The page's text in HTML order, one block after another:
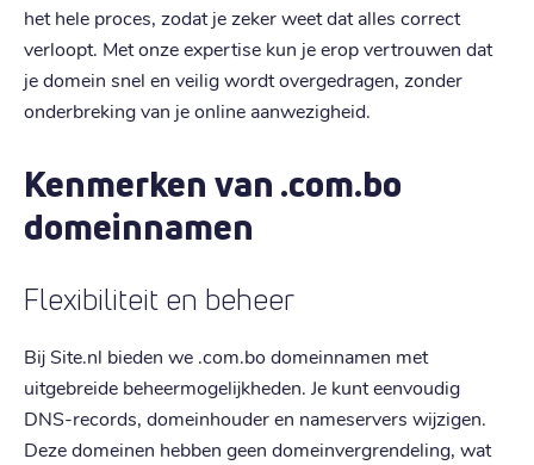
het hele proces, zodat je zeker weet dat alles correct
verloopt. Met onze expertise kun je erop vertrouwen dat
je domein snel en veilig wordt overgedragen, zonder
onderbreking van je online aanwezigheid.
Kenmerken van .com.bo
domeinnamen
Flexibiliteit en beheer
Bij Site.nl bieden we .com.bo domeinnamen met
uitgebreide beheermogelijkheden. Je kunt eenvoudig
DNS-records, domeinhouder en nameservers wijzigen.
Deze domeinen hebben geen domeinvergrendeling, wat